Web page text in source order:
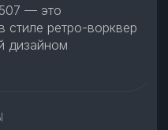
— это
стиле ретро-ворквер
дизайном